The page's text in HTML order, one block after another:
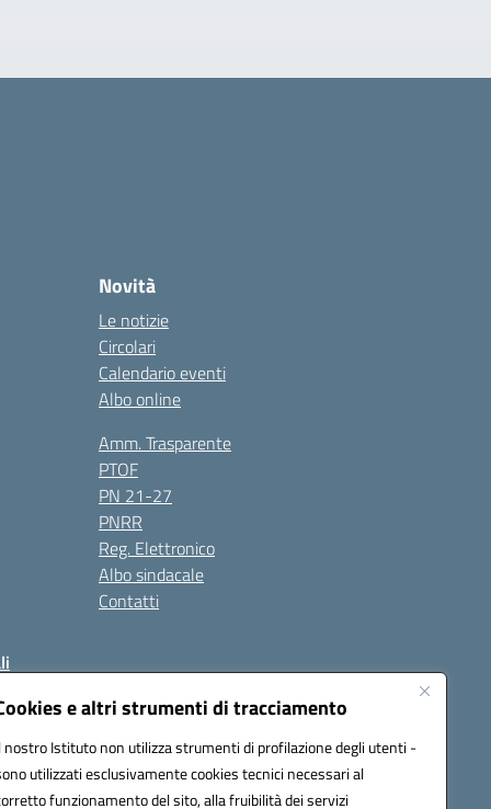
e altri strumenti di tracciamento
nostro Istituto non utilizza strumenti di profilazione degli utenti -
utilizzati esclusivamente cookies tecnici necessari al
funzionamento del sito, alla fruibilità dei servizi
Novità
Le notizie
Circolari
Calendario eventi
Albo online
Amm. Trasparente
PTOF
PN 21-27
PNRR
Reg. Elettronico
Albo sindacale
Contatti